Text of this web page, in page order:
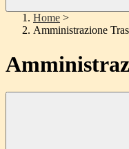
Home >
Amministrazione